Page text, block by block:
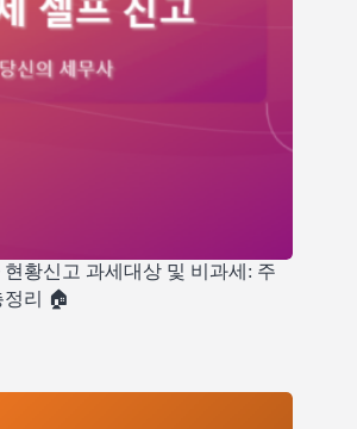
황신고 과세대상 및 비과세: 주
정리 🏠